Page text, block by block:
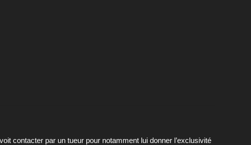
contacter par un tueur pour notamment lui donner l’exclusivité